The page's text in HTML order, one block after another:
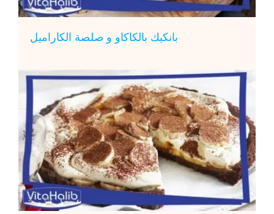
بانكيك بالكاكاو و صلصة الكاراميل